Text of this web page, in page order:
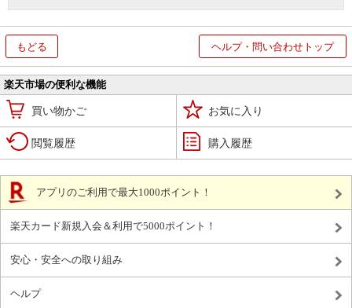
もどる ヘルプ・問い合わせトップ
楽天市場の便利な機能
買い物かご お気に入り
閲覧履歴 購入履歴
アプリのご利用で最大1000ポイント！
楽天カード新規入会＆利用で5000ポイント！
安心・安全への取り組み
ヘルプ